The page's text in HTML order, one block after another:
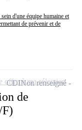
d'une équipe humaine et
de prévenir et de
de
CDINon renseigné
offre à ma sélection